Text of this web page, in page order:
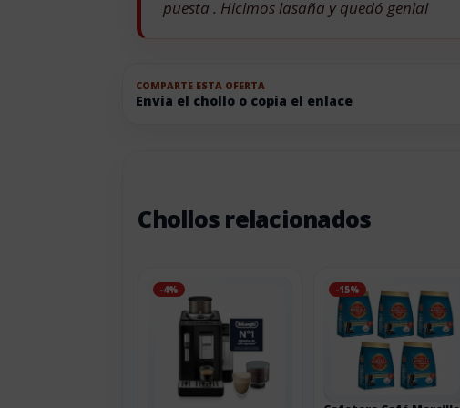
puesta . Hicimos lasaña y quedó genial
COMPARTE ESTA OFERTA
Envia el chollo o copia el enlace
Chollos relacionados
-4% -15%